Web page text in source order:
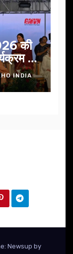
की
में
INDIA
Newsup by